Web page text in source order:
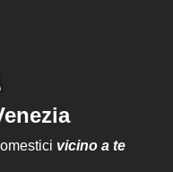
vicino a te